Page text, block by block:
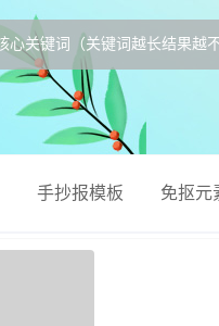
手抄报模板 免抠元